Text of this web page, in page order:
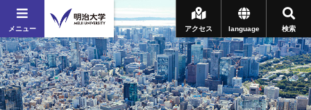
メニュー 検索
language
アクセス